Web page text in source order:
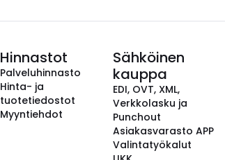
Hinnastot
Palveluhinnasto
Hinta- ja
tuotetiedostot
Myyntiehdot
Sähköinen
kauppa
EDI, OVT, XML,
Verkkolasku ja
Punchout
Asiakasvarasto APP
Valintatyökalut